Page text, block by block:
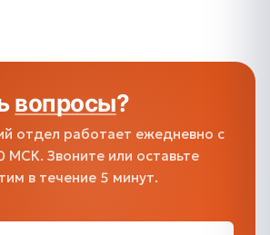
вопросы?
отдел работает ежедневно с
Звоните или оставьте
в течение 5 минут.